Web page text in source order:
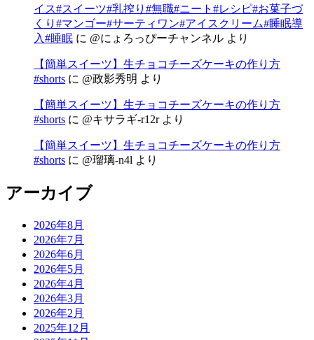
イス#スイーツ#乳搾り#無職#ニート#レシピ#お菓子づ
くり#マンゴー#サーティワン#アイスクリーム#睡眠導
入#睡眠 に @にょろっぴーチャンネル より
【簡単スイーツ】生チョコチーズケーキの作り方
#shorts に @政影秀明 より
【簡単スイーツ】生チョコチーズケーキの作り方
#shorts に @キサラギ-r12rより
【簡単スイーツ】生チョコチーズケーキの作り方
#shorts に @瑠璃-n4l より
アーカイブ
2026年8月
2026年7月
2026年6月
2026年5月
2026年4月
2026年3月
2026年2月
2025年12月